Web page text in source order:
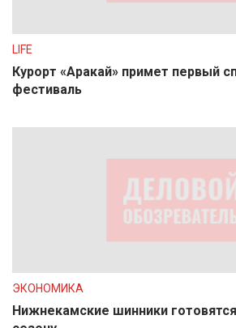
LIFE
Курорт «Аракай» примет первый
фестиваль
ЭКОНОМИКА
Нижнекамские шинники